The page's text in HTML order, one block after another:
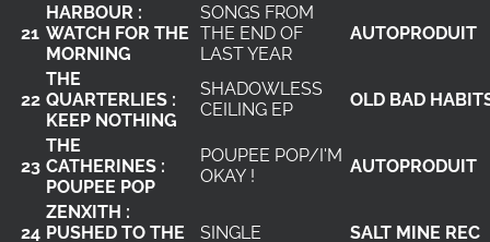
21
HARBOUR :
WATCH FOR THE
MORNING
SONGS FROM
THE END OF
LAST YEAR
AUTOPRODUIT
22
THE
QUARTERLIES :
KEEP NOTHING
SHADOWLESS
CEILING EP
OLD BAD
23
THE
CATHERINES :
POUPEE POP
POUPEE POP/I'M
OKAY !
AUTOPRODUIT
24
ZENXITH :
PUSHED TO THE
SINGLE SALT MINE REC